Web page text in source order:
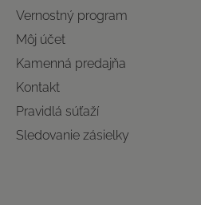
Vernostný program
Môj účet
Kamenná predajňa
Kontakt
Pravidlá súťaží
Sledovanie zásielky